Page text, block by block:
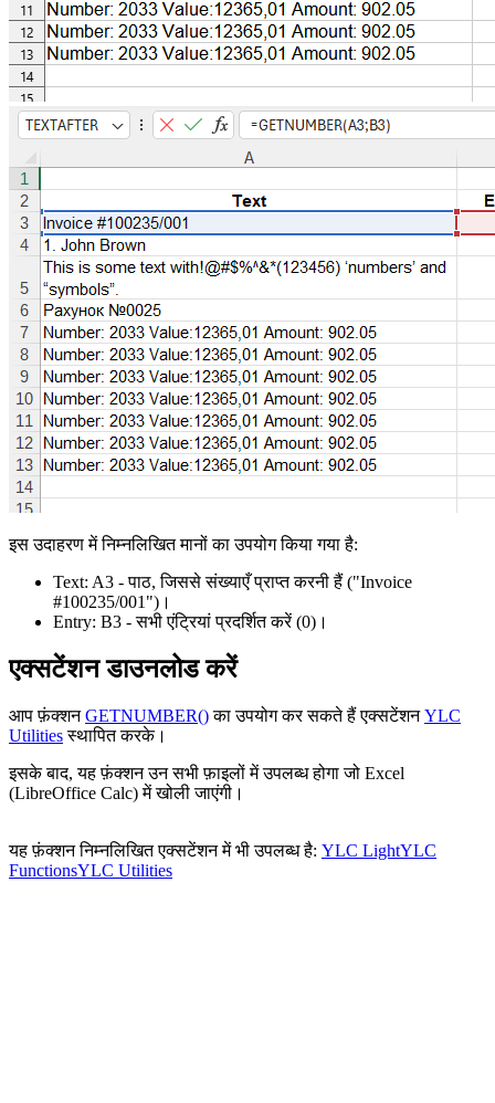
इस उदाहरण में निम्नलिखित मानों का उपयोग किया गया है:
Text: A3 - पाठ, जिससे संख्याएँ प्राप्त करनी हैं ("Invoice
#100235/001") ।
Entry: B3 - सभी एंट्रियां प्रदर्शित करें(0) ।
एक्सटेंशन डाउनलोड करें
आप फ़ंक्शनGETNUMBER()का उपयोग कर सकते हैं एक्सटेंशनYLC
Utilitiesस्थापित करके।
इसके बाद, यह फ़ंक्शन उन सभी फ़ाइलों में उपलब्ध होगा जो Excel
(LibreOffice Calc) में खोली जाएंगी।
यह फ़ंक्शन निम्नलिखित एक्सटेंशन में भी उपलब्ध है: YLC LightYLC
FunctionsYLC Utilities